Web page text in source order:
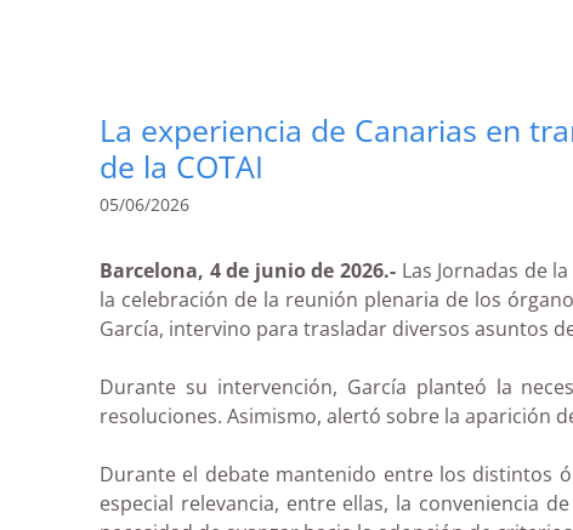
La experiencia de Canarias en
de la COTAI
05/06/2026
Barcelona, 4 de junio de 2026.- Las Jornadas de
la celebración de la reunión plenaria de los
García, intervino para trasladar diversos asuntos
Durante su intervención, García planteó la
resoluciones. Asimismo, alertó sobre la aparición
Durante el debate mantenido entre los distintos
especial relevancia, entre ellas, la conveniencia